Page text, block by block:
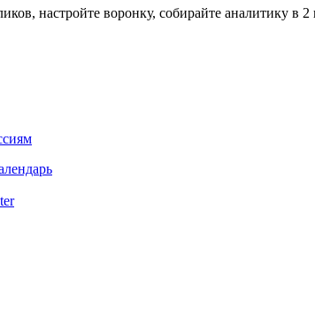
настройте воронку, собирайте аналитику в 2